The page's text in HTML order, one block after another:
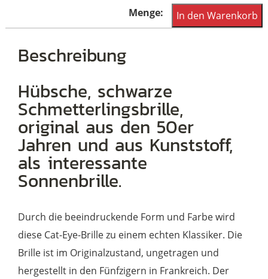
50er
Jahre
In den Warenkorb
Beschreibung
Hübsche, schwarze
Schmetterlingsbrille,
original aus den 50er
Jahren und aus Kunststoff,
als interessante
Sonnenbrille.
Durch die beeindruckende Form und Farbe wird
diese Cat-Eye-Brille zu einem echten Klassiker. Die
Brille ist im Originalzustand, ungetragen und
hergestellt in den Fünfzigern in Frankreich. Der